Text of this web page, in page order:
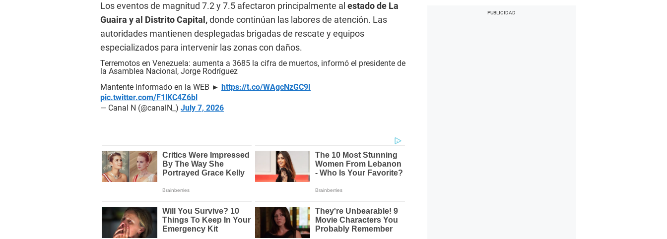
Los eventos de magnitud 7.2 y 7.5 afectaron principalmente al estado de La
Guaira y al Distrito Capital,donde continúan las labores de atención. Las
autoridades mantienen desplegadas brigadas de rescate y equipos
especializados para intervenir las zonas con daños.
Terremotos en Venezuela: aumenta a 3685 la cifra de muertos, informó el presidente de
la Asamblea Nacional, Jorge Rodríguez
Mantente informado en la WEB ► https://t.co/WAgcNzGC9I
pic.twitter.com/F1lKC4Z6bl
— Canal N (@canalN_) July 7, 2026